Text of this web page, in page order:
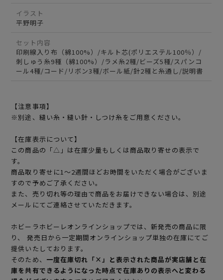
イラスト
平野明子
セット内容
印刷線入り布（綿100%）/キルト芯(ポリエステル100％）/
刺しゅう糸9種（綿100%）/ラメ糸2種/ビーズ5種/スパンコ
ール4種/コード/リボン3種/ボール紙/針2種と糸通し/説明書
【注意事項】
※別途、縫い糸・縫い針・しつけ糸をご用意ください。
【在庫表示について】
この商品の「△」は在庫少量もしくは商品取り寄せの表示で
す。
商品取り寄せに1～2週間ほどお時間をいただく場合がございま
すので予めご了承ください。
また、売り切れ等の理由で商品をお届けできない場合は、別途
メールにてご連絡させていただきます。
ホビーラホビーレオンラインショップでは、新発売の商品に限
り、 発売日から一定期間オンラインショップ単独の在庫にてご
提供いたしております。
そのため、 一度在庫切れ「×」と表示された商品が実店舗と在
庫を共有できるようになった時点で在庫ありの表示へと変わる